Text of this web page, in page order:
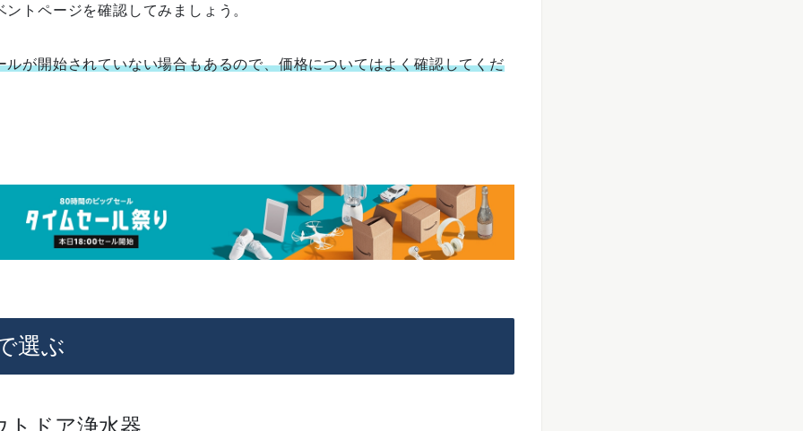
トページを確認してみましょう。
ルが開始されていない場合もあるので、価格についてはよく確認してくだ
選ぶ